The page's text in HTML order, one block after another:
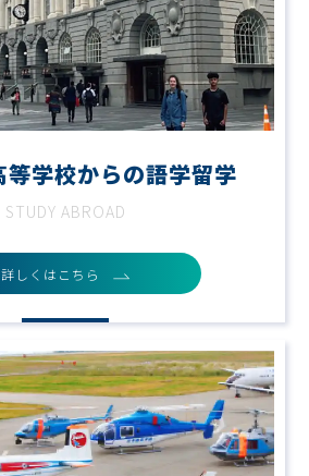
等学校からの語学留学
STUDY ABROAD
詳しくはこちら